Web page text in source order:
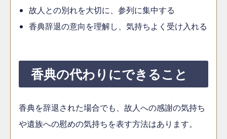
故人との別れを大切に、参列に集中する
香典辞退の意向を理解し、気持ちよく受け入れる
香典の代わりにできること
香典を辞退された場合でも、故人への感謝の気持ち
や遺族への慰めの気持ちを表す方法はあります。